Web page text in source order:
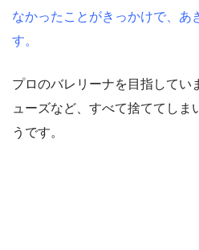
なかったことがきっかけで、あ
す。
プロのバレリーナを目指してい
ューズなど、すべて捨ててしま
うです。